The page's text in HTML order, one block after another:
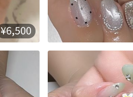
¥6,500